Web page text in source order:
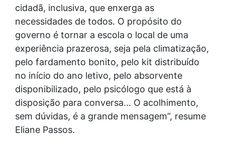
cidadã, inclusiva, que enxerga as
necessidades de todos. O propósito do
governo é tornar a escola o local de uma
experiência prazerosa, seja pela climatização,
pelo fardamento bonito, pelo kit distribuído
no início do ano letivo, pelo absorvente
disponibilizado, pelo psicólogo que está à
disposição para conversa... O acolhimento,
sem dúvidas, é a grande mensagem”, resume
Eliane Passos.